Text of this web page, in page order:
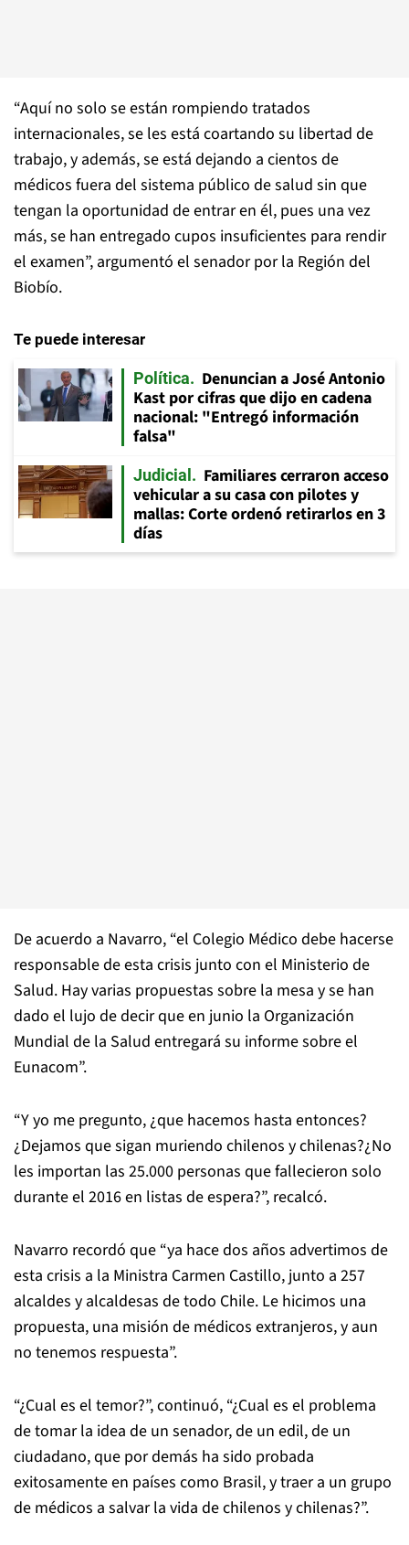
“Aquí no solo se están rompiendo tratados
internacionales, se les está coartando su libertad de
trabajo, y además, se está dejando a cientos de
médicos fuera del sistema público de salud sin que
tengan la oportunidad de entrar en él, pues una vez
más, se han entregado cupos insuficientes para rendir
el examen”, argumentó el senador por la Región del
Biobío.
Te puede interesar
Política
Denuncian a José Antonio
Kast por cifras que dijo en cadena
nacional: "Entregó información
falsa"
Judicial
Familiares cerraron acceso
vehicular a su casa con pilotes y
mallas: Corte ordenó retirarlos en 3
días
De acuerdo a Navarro, “el Colegio Médico debe hacerse
responsable de esta crisis junto con el Ministerio de
Salud. Hay varias propuestas sobre la mesa y se han
dado el lujo de decir que en junio la Organización
Mundial de la Salud entregará su informe sobre el
Eunacom”.
“Y yo me pregunto, ¿que hacemos hasta entonces?
¿Dejamos que sigan muriendo chilenos y chilenas?¿No
les importan las 25.000 personas que fallecieron solo
durante el 2016 en listas de espera?”, recalcó.
Navarro recordó que “ya hace dos años advertimos de
esta crisis a la Ministra Carmen Castillo, junto a 257
alcaldes y alcaldesas de todo Chile. Le hicimos una
propuesta, una misión de médicos extranjeros, y aun
no tenemos respuesta”.
“¿Cual es el temor?”, continuó, “¿Cual es el problema
de tomar la idea de un senador, de un edil, de un
ciudadano, que por demás ha sido probada
exitosamente en países como Brasil, y traer a un grupo
de médicos a salvar la vida de chilenos y chilenas?”.